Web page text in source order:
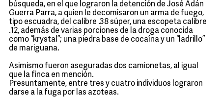
búsqueda, en el que lograron la detención de José Adán
Guerra Parra, a quien le decomisaron un arma de fuego,
tipo escuadra, del calibre .38 súper, una escopeta calibre
.12, además de varias porciones de la droga conocida
como “krystal”; una piedra base de cocaína y un “ladrillo”
de mariguana.
Asimismo fueron aseguradas dos camionetas, al igual
que la finca en mención.
Presuntamente, entre tres y cuatro individuos lograron
darse a la fuga por las azoteas.